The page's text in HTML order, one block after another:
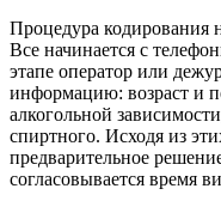
Процедура кодирования
Все начинается с
этапе оператор или
информацию: возраст и
алкогольной
спиртного. Исходя из
предварительное
согласовывается время